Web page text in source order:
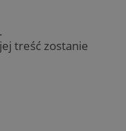
treść zostanie